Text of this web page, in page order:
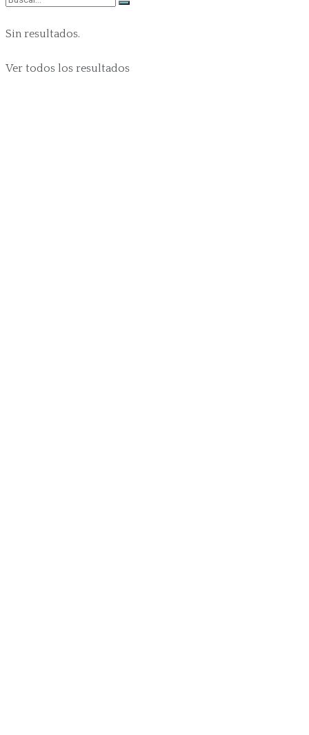
Sin resultados.
Ver todos los resultados